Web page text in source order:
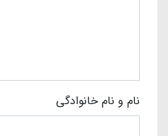
نام و نام خانوادگی